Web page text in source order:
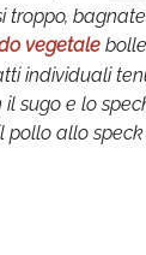
troppo,
vegetale
individuali
sugo e lo
pollo allo